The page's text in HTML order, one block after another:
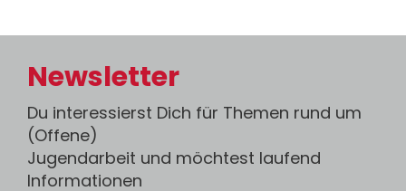
Newsletter
Du interessierst Dich für Themen rund um
(Offene)
Jugendarbeit und möchtest laufend
Informationen